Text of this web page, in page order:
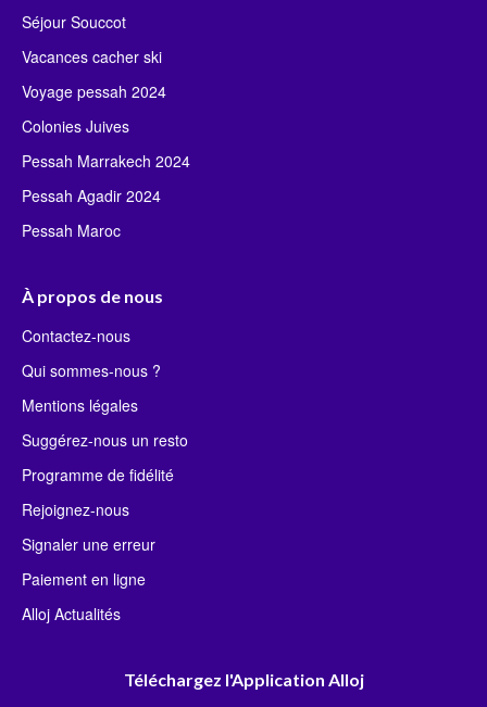
Séjour Souccot
Vacances cacher ski
Voyage pessah 2024
Colonies Juives
Pessah Marrakech 2024
Pessah Agadir 2024
Pessah Maroc
À propos de nous
Contactez-nous
Qui sommes-nous ?
Mentions légales
Suggérez-nous un resto
Programme de fidélité
Rejoignez-nous
Signaler une erreur
Paiement en ligne
Alloj Actualités
Téléchargez l'Application Alloj